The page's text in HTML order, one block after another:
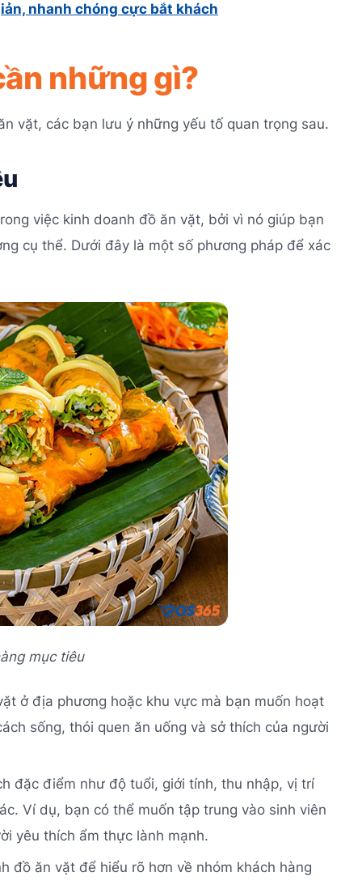
nhanh chóng cực bắt khách
những gì?
vặt, các bạn lưu ý những yếu tố quan trọng sau.
việc kinh doanh đồ ăn vặt, bởi vì nó giúp bạn
cụ thể. Dưới đây là một số phương pháp để xác
mục tiêu
ở địa phương hoặc khu vực mà bạn muốn hoạt
sống, thói quen ăn uống và sở thích của người
đặc điểm như độ tuổi, giới tính, thu nhập, vị trí
Ví dụ, bạn có thể muốn tập trung vào sinh viên
yêu thích ẩm thực lành mạnh.
đồ ăn vặt để hiểu rõ hơn về nhóm khách hàng